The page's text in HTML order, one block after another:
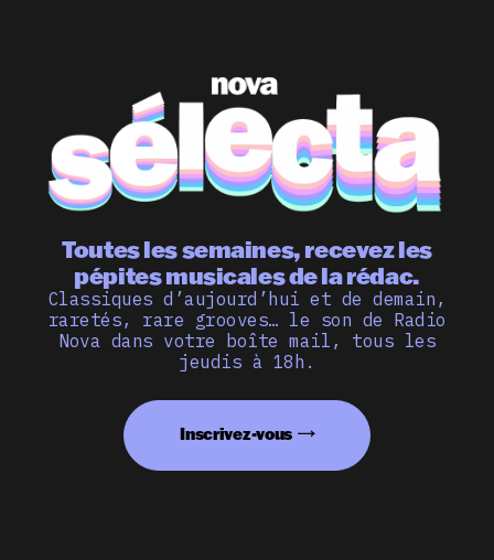
Toutes les semaines, recevez les
pépites musicales de la rédac.
Classiques d’aujourd’hui et de demain,
raretés, rare grooves… le son de Radio
Nova dans votre boîte mail, tous les
jeudis à 18h.
Inscrivez-vous